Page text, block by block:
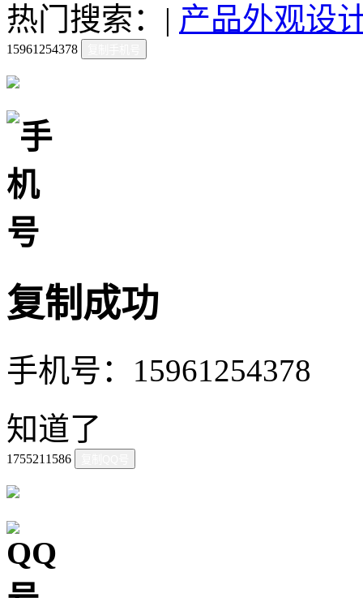
热门搜索：| 产品外观设
15961254378
复制成功
手机号：15961254378
知道了
1755211586